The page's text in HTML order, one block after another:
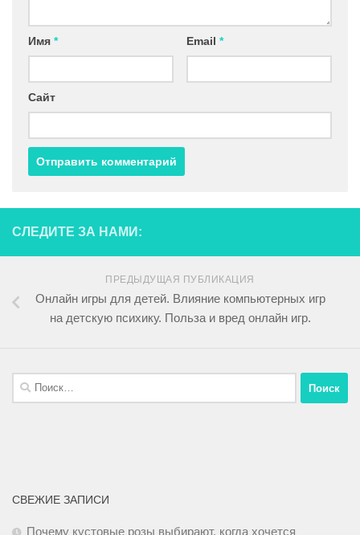
Имя * Email *
Сайт
СЛЕДИТЕ ЗА НАМИ:
ПРЕДЫДУЩАЯ ПУБЛИКАЦИЯ
Онлайн игры для детей. Влияние компьютерных игр
на детскую психику. Польза и вред онлайн игр.
СВЕЖИЕ ЗАПИСИ
Почему кустовые розы выбирают, когда хочется